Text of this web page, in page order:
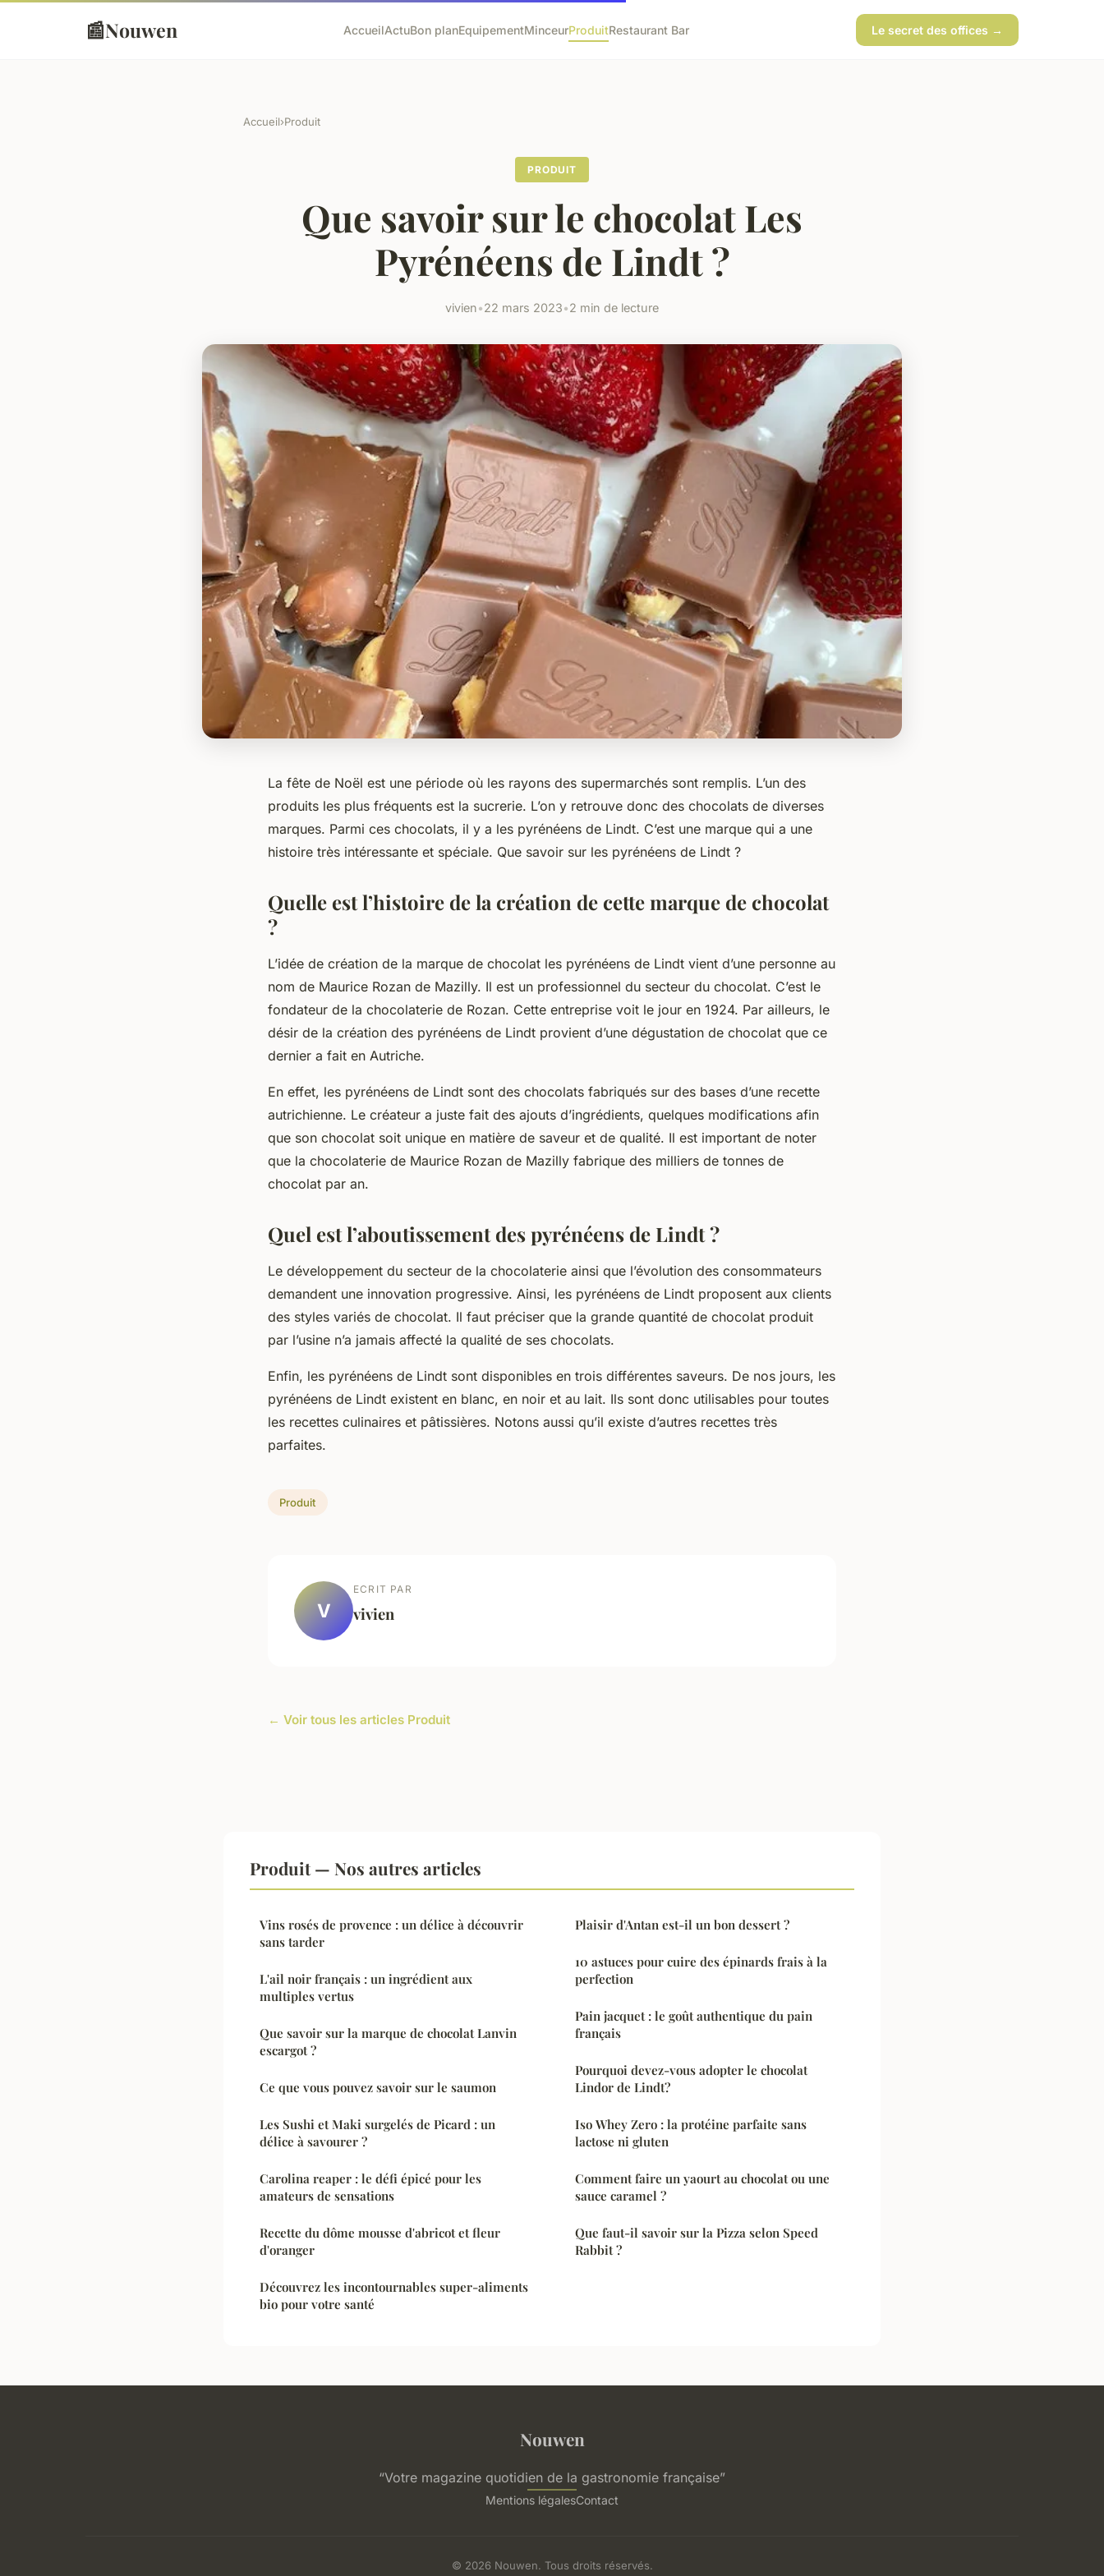
📰Nouwen AccueilActuBon planEquipementMinceurProduitRestaurant Bar Le secret des offices →
Accueil›Produit
PRODUIT
Que savoir sur le chocolat Les
Pyrénéens de Lindt ?
vivien•22 mars 2023•2 min de lecture
La fête de Noël est une période où les rayons des supermarchés sont remplis. L’un des
produits les plus fréquents est la sucrerie. L’on y retrouve donc des chocolats de diverses
marques. Parmi ces chocolats, il y a les pyrénéens de Lindt. C’est une marque qui a une
histoire très intéressante et spéciale. Que savoir sur les pyrénéens de Lindt ?
Quelle est l’histoire de la création de cette marque de chocolat
?
L’idée de création de la marque de chocolat les pyrénéens de Lindt vient d’une personne au
nom de Maurice Rozan de Mazilly. Il est un professionnel du secteur du chocolat. C’est le
fondateur de la chocolaterie de Rozan. Cette entreprise voit le jour en 1924. Par ailleurs, le
désir de la création des pyrénéens de Lindt provient d’une dégustation de chocolat que ce
dernier a fait en Autriche.
En effet, les pyrénéens de Lindt sont des chocolats fabriqués sur des bases d’une recette
autrichienne. Le créateur a juste fait des ajouts d’ingrédients, quelques modifications afin
que son chocolat soit unique en matière de saveur et de qualité. Il est important de noter
que la chocolaterie de Maurice Rozan de Mazilly fabrique des milliers de tonnes de
chocolat par an.
Quel est l’aboutissement des pyrénéens de Lindt ?
Le développement du secteur de la chocolaterie ainsi que l’évolution des consommateurs
demandent une innovation progressive. Ainsi, les pyrénéens de Lindt proposent aux clients
des styles variés de chocolat. Il faut préciser que la grande quantité de chocolat produit
par l’usine n’a jamais affecté la qualité de ses chocolats.
Enfin, les pyrénéens de Lindt sont disponibles en trois différentes saveurs. De nos jours, les
pyrénéens de Lindt existent en blanc, en noir et au lait. Ils sont donc utilisables pour toutes
les recettes culinaires et pâtissières. Notons aussi qu’il existe d’autres recettes très
parfaites.
Produit
V
ECRIT PAR
vivien
← Voir tous les articles Produit
Produit — Nos autres articles
Vins rosés de provence : un délice à découvrir
sans tarder
L'ail noir français : un ingrédient aux
multiples vertus
Que savoir sur la marque de chocolat Lanvin
escargot ?
Ce que vous pouvez savoir sur le saumon
Les Sushi et Maki surgelés de Picard : un
délice à savourer ?
Carolina reaper : le défi épicé pour les
amateurs de sensations
Recette du dôme mousse d'abricot et fleur
d'oranger
Découvrez les incontournables super-aliments
bio pour votre santé
Plaisir d'Antan est-il un bon dessert ?
10 astuces pour cuire des épinards frais à la
perfection
Pain jacquet : le goût authentique du pain
français
Pourquoi devez-vous adopter le chocolat
Lindor de Lindt?
Iso Whey Zero : la protéine parfaite sans
lactose ni gluten
Comment faire un yaourt au chocolat ou une
sauce caramel ?
Que faut-il savoir sur la Pizza selon Speed
Rabbit ?
Nouwen
“Votre magazine quotidien de la gastronomie française”
Mentions légalesContact
© 2026 Nouwen. Tous droits réservés.